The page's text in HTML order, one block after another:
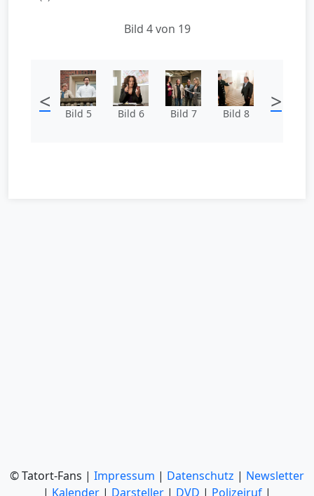
Bild 4 von 19
< Bild 5 Bild 6 Bild 7 Bild 8 >
© Tatort-Fans | Impressum | Datenschutz | Newsletter
| Kalender | Darsteller | DVD | Polizeiruf |